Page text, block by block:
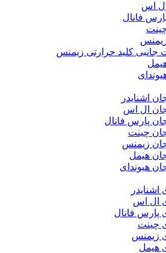
ال اس
فانال
جانبی کلید حرارتی زیمنس
اشنایدر
ال اس
پارس فانال
چینت
زیمنس
هیمل
هیوندای
اشنایدر
ال اس
پارس فانال
چینت
زیمنس
هیمل